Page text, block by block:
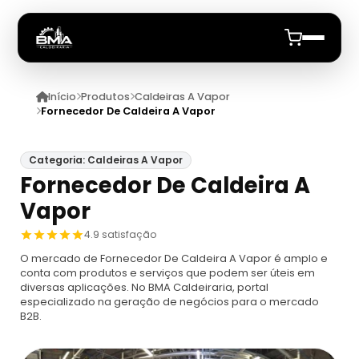
Início
Produtos
Caldeiras
Automação De Caldeiras
Caldeira De Recuperação
Caldeira De Recuperação Celulose
Inspecao Feitas Em Caldeiras
Cotação Inspeção De Caldeiras
Cotar Inspeção De Caldeiras
Montagem De Caldeira
Empresa De Montagem De Caldeiras A Gás
Caldeiras A Vapor
Anuncie
Início Produtos Caldeiras A Vapor
Fornecedor De Caldeira A Vapor
Categoria: Caldeiras A Vapor
Fornecedor De Caldeira A
Vapor
4.9 satisfação
O mercado de Fornecedor De Caldeira A Vapor é amplo e
conta com produtos e serviços que podem ser úteis em
diversas aplicações. No BMA Caldeiraria, portal
especializado na geração de negócios para o mercado
B2B.